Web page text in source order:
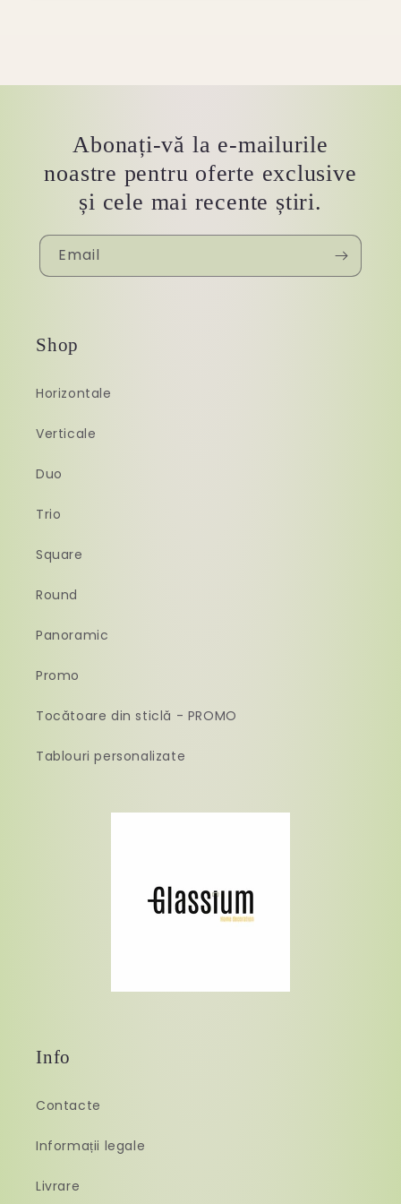
Abonați-vă la e-mailurile
noastre pentru oferte exclusive
și cele mai recente știri.
Email
Shop
Horizontale
Verticale
Duo
Trio
Square
Round
Panoramic
Promo
Tocătoare din sticlă - PROMO
Tablouri personalizate
Info
Contacte
Informații legale
Livrare